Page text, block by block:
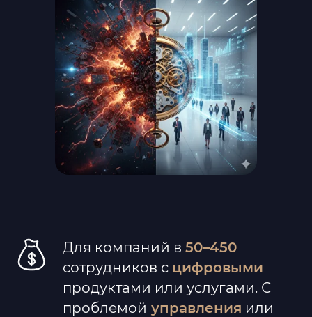
Для компаний в 50–450
сотрудников с цифровыми
продуктами или услугами. С
проблемой управления или